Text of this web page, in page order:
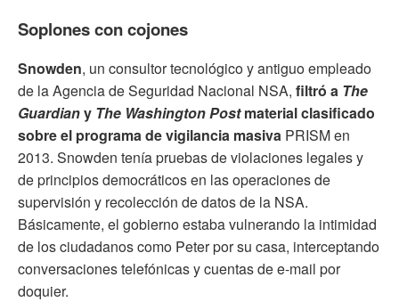
Soplones con cojones
Snowden, un consultor tecnológico y antiguo empleado
de la Agencia de Seguridad Nacional NSA, filtró a The
Guardiany The Washington Postmaterial clasificado
sobre el programa de vigilancia masiva PRISM en
2013. Snowden tenía pruebas de violaciones legales y
de principios democráticos en las operaciones de
supervisión y recolección de datos de la NSA.
Básicamente, el gobierno estaba vulnerando la intimidad
de los ciudadanos como Peter por su casa, interceptando
conversaciones telefónicas y cuentas de e-mail por
doquier.